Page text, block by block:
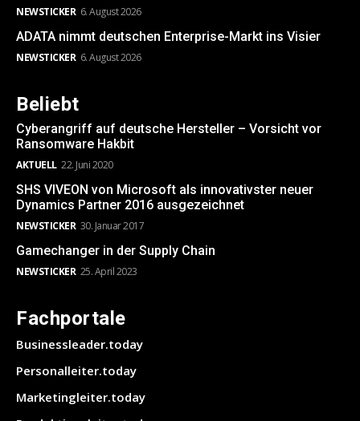
NEWSTICKER 6. August 2026
ADATA nimmt deutschen Enterprise-Markt ins Visier
NEWSTICKER 6. August 2026
Beliebt
Cyberangriff auf deutsche Hersteller – Vorsicht vor
Ransomware Hakbit
AKTUELL 22. Juni 2020
SHS VIVEON von Microsoft als innovativster neuer
Dynamics Partner 2016 ausgezeichnet
NEWSTICKER 30. Januar 2017
Gamechanger in der Supply Chain
NEWSTICKER 25. April 2023
Fachportale
Businessleader.today
Personalleiter.today
Marketingleiter.today